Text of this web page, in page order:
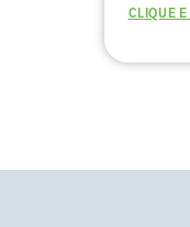
CLIQUE